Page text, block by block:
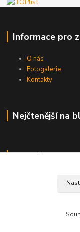
Informace pro
O nás
Fotogalerie
Kontakty
Nejčtenější na
Kde nás najdete